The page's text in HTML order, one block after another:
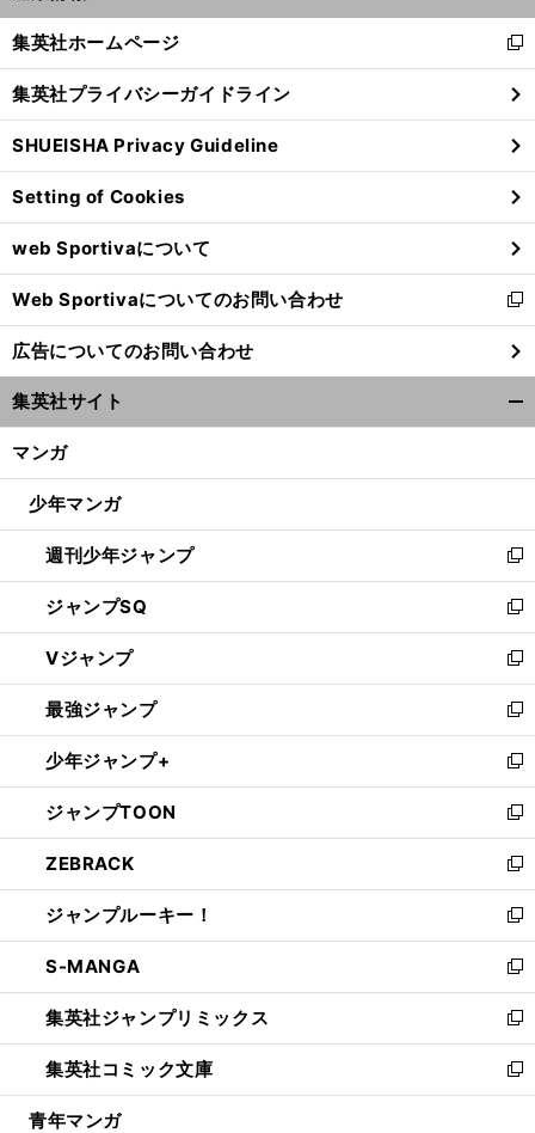
閉
る
集英社ホームページ
新
し
い
ウ
ィ
ン
ド
ウ
で
開
く
集英社プライバシーガイドライン
SHUEISHA Privacy Guideline
Setting of Cookies
web Sportivaについて
Web Sportivaについてのお問い合わせ
新
し
い
ウ
ィ
ン
ウ
開
く
広告についてのお問い合わせ
集英社サイト
マンガ
少年マンガ
週刊少年ジャンプ
新
し
い
ウ
ィ
ン
ド
ウ
で
開
く
ジャンプSQ
新
し
い
ウ
ィ
ン
ド
ウ
で
開
く
Vジャンプ
新
し
い
ウ
ィ
ン
ド
ウ
で
開
く
最強ジャンプ
新
し
い
ウ
ィ
ン
ド
ウ
で
開
く
少年ジャンプ+
新
し
い
ウ
ィ
ン
ド
ウ
で
開
く
ジャンプTOON
新
し
い
ウ
ィ
ン
ド
ウ
で
開
く
ZEBRACK
新
し
い
ウ
ィ
ン
ド
ウ
で
開
ジャンプルーキー！
新
し
い
ウ
ィ
ン
ド
ウ
S-MANGA
新
し
い
ウ
ィ
ン
集英社ジャンプリミックス
新
し
い
ウ
集英社コミック文庫
新
し
青年マンガ